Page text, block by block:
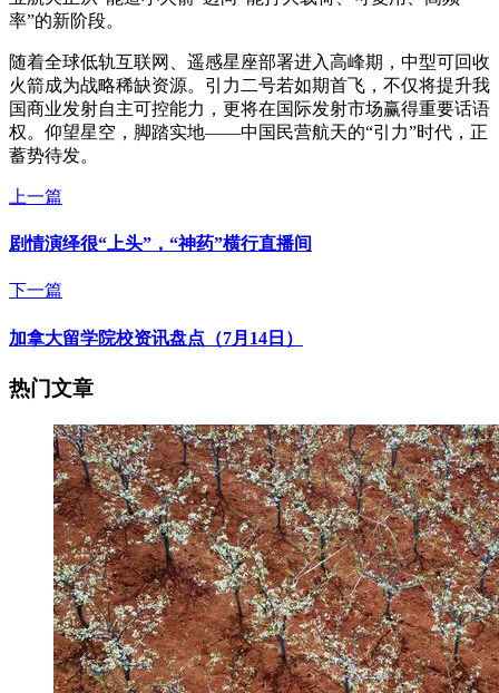
率”的新阶段。
随着全球低轨互联网、遥感星座部署进入高峰期，中型可回收
火箭成为战略稀缺资源。引力二号若如期首飞，不仅将提升我
国商业发射自主可控能力，更将在国际发射市场赢得重要话语
权。仰望星空，脚踏实地——中国民营航天的“引力”时代，正
蓄势待发。
上一篇
剧情演绎很“上头”，“神药”横行直播间
下一篇
加拿大留学院校资讯盘点（7月14日）
热门文章